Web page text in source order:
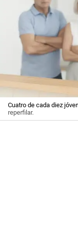
Cuatro de cada diez
reperfilar.